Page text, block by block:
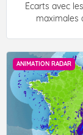
Écarts avec
maximales
ANIMATION RADAR